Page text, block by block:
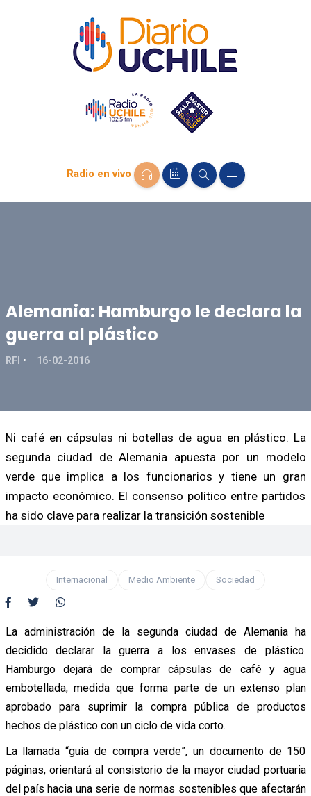
Radio en vivo
Alemania: Hamburgo le declara la
guerra al plástico
RFI 16-02-2016
Ni café en cápsulas ni botellas de agua en plástico. La
segunda ciudad de Alemania apuesta por un modelo
verde que implica a los funcionarios y tiene un gran
impacto económico. El consenso político entre partidos
ha sido clave para realizar la transición sostenible
Internacional Medio Ambiente Sociedad
La administración de la segunda ciudad de Alemania ha
decidido declarar la guerra a los envases de plástico.
Hamburgo dejará de comprar cápsulas de café y agua
embotellada, medida que forma parte de un extenso plan
aprobado para suprimir la compra pública de productos
hechos de plástico con un ciclo de vida corto.
La llamada “guía de compra verde”, un documento de 150
páginas, orientará al consistorio de la mayor ciudad portuaria
del país hacia una serie de normas sostenibles que afectarán